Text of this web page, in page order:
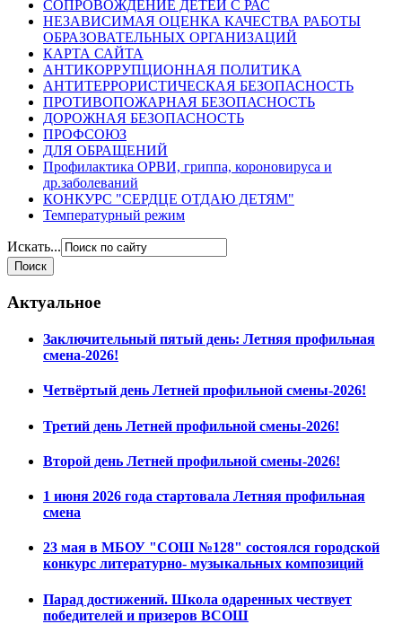
СОПРОВОЖДЕНИЕ ДЕТЕЙ С РАС
НЕЗАВИСИМАЯ ОЦЕНКА КАЧЕСТВА РАБОТЫ
ОБРАЗОВАТЕЛЬНЫХ ОРГАНИЗАЦИЙ
КАРТА САЙТА
АНТИКОРРУПЦИОННАЯ ПОЛИТИКА
АНТИТЕРРОРИСТИЧЕСКАЯ БЕЗОПАСНОСТЬ
ПРОТИВОПОЖАРНАЯ БЕЗОПАСНОСТЬ
ДОРОЖНАЯ БЕЗОПАСНОСТЬ
ПРОФСОЮЗ
ДЛЯ ОБРАЩЕНИЙ
Профилактика ОРВИ, гриппа, короновируса и
др.заболеваний
КОНКУРС "СЕРДЦЕ ОТДАЮ ДЕТЯМ"
Температурный режим
Искать...
Актуальное
Заключительный пятый день: Летняя профильная
смена-2026!
Четвёртый день Летней профильной смены-2026!
Третий день Летней профильной смены-2026!
Второй день Летней профильной смены-2026!
1 июня 2026 года стартовала Летняя профильная
смена
23 мая в МБОУ "СОШ №128" состоялся городской
конкурс литературно- музыкальных композиций
Парад достижений. Школа одаренных чествует
победителей и призеров ВСОШ